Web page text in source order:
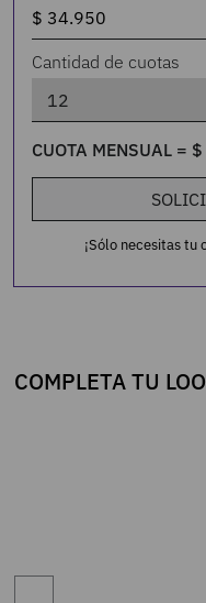
Cantidad de cuotas
CUOTA MENSUAL = $
¡Sólo necesitas tu
COMPLETA TU